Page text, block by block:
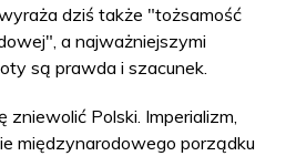
dziś także "tożsamość
a najważniejszymi
są prawda i szacunek.
zniewolić Polski. Imperializm,
międzynarodowego porządku